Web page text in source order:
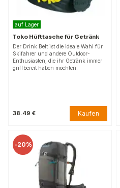
auf Lager
Toko Hüfttasche für Getränk
Der Drink Belt ist die ideale Wahl für
Skifahrer und andere Outdoor-
Enthusiasten, die ihr Getränk immer
griffbereit haben möchten.
38.49 € Kaufen
-20%